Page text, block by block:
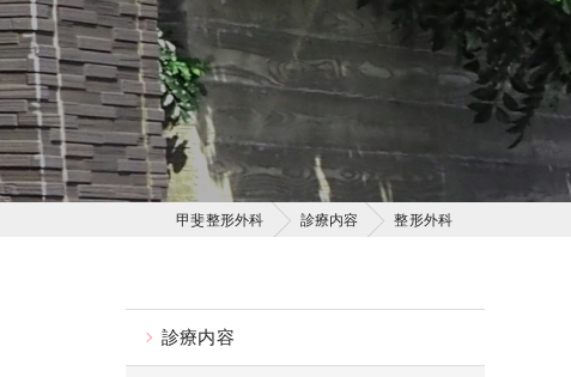
甲斐整形外科 診療内容 整形外科
診療内容